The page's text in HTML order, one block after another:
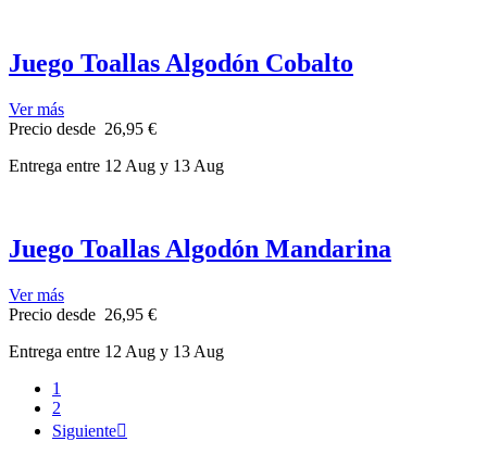
Juego Toallas Algodón Cobalto
Ver más
Precio desde 26,95 €
Entrega entre 12 Aug y 13 Aug
Juego Toallas Algodón Mandarina
Ver más
Precio desde 26,95 €
Entrega entre 12 Aug y 13 Aug
1
2
Siguiente